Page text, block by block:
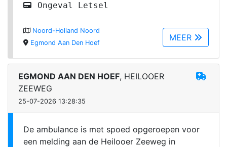
Ongeval Letsel
MEER
Noord-Holland Noord
Egmond Aan Den Hoef
EGMOND AAN DEN HOEF, HEILOOER
ZEEWEG
25-07-2026 13:28:35
De ambulance is met spoed opgeroepen voor
een melding aan de Heilooer Zeeweg in